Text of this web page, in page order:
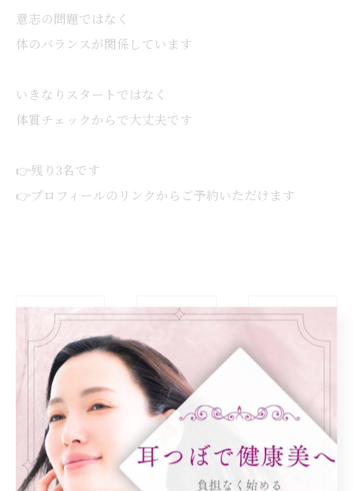
意志の問題ではなく
体のバランスが関係しています
いきなりスタートではなく
体質チェックからで大丈夫です
👉残り3名です
👉プロフィールのリンクからご予約いただけます
< 前のページ 一覧に戻る 次のページ >
カテゴリー
全てのカテゴリー
ダイエット